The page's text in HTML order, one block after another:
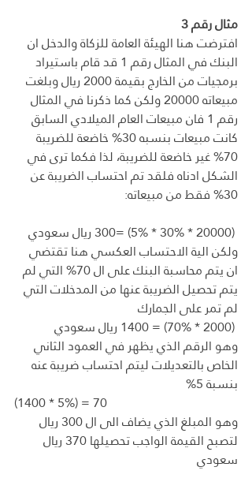
مثال رقم 3
افترضت هنا الهيئة العامة للزكاة والدخل ان
البنك في المثال رقم 1 قد قام باستيراد
برمجيات من الخارج بقيمة 2000 ريال وبلغت
مبيعاته 20000 ولكن كما ذكرنا في المثال
رقم 1 فان مبيعات العام الميلادي السابق
كانت مبيعات بنسبه 30% خاضعة للضريبة
70% غير خاضعة للضريبة، لذا فكما ترى في
الشكل ادناه فلقد تم احتساب الضريبة عن
30% فقط من مبيعاته:
ولكن الية الاحتساب العكسي هنا تقتضي
ان يتم محاسبة البنك على ال 70% التي لم
يتم تحصيل الضريبة عنها من المدخلات التي
لم تمر على الجمارك
وهو الرقم الذي يظهر في العمود الثاني
الخاص بالتعديلات ليتم احتساب ضريبة عنه
بنسبة 5%
(1400 * 5%) = 70
وهو المبلغ الذي يضاف الى ال 300 ريال
لتصبح القيمة الواجب تحصيلها 370 ريال
سعودي